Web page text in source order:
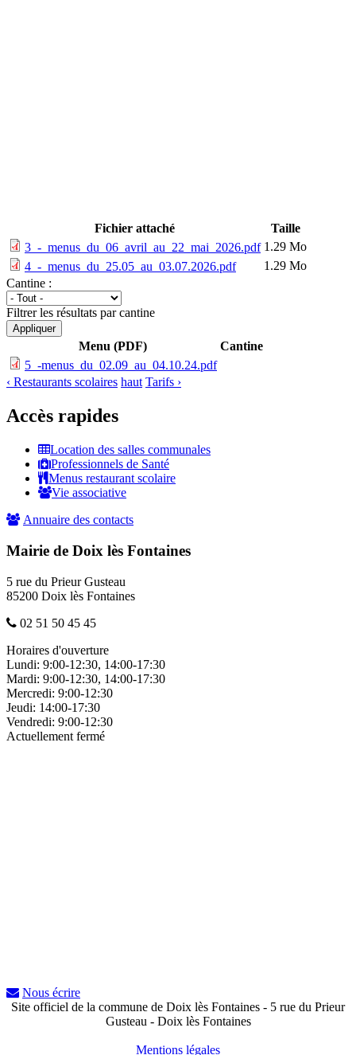
Fichier attaché
Taille
3_-_menus_du_06_avril_au_22_mai_2026.pdf 1.29 Mo
4_-_menus_du_25.05_au_03.07.2026.pdf
1.29 Mo
Cantine :
Filtrer les résultats par cantine
Menu (PDF)
Cantine
5_-menus_du_02.09_au_04.10.24.pdf
‹ Restaurants scolaires haut Tarifs ›
Accès rapides
Location des salles communales
Professionnels de Santé
Menus restaurant scolaire
Vie associative
Annuaire des contacts
Mairie de Doix lès Fontaines
5 rue du Prieur Gusteau
85200 Doix lès Fontaines
02 51 50 45 45
Horaires d'ouverture
Lundi: 9:00-12:30, 14:00-17:30
Mardi: 9:00-12:30, 14:00-17:30
Mercredi: 9:00-12:30
Jeudi: 14:00-17:30
Vendredi: 9:00-12:30
Actuellement fermé
Nous écrire
Site officiel de la commune de Doix lès Fontaines - 5 rue du Prieur
Gusteau - Doix lès Fontaines
Mentions légales